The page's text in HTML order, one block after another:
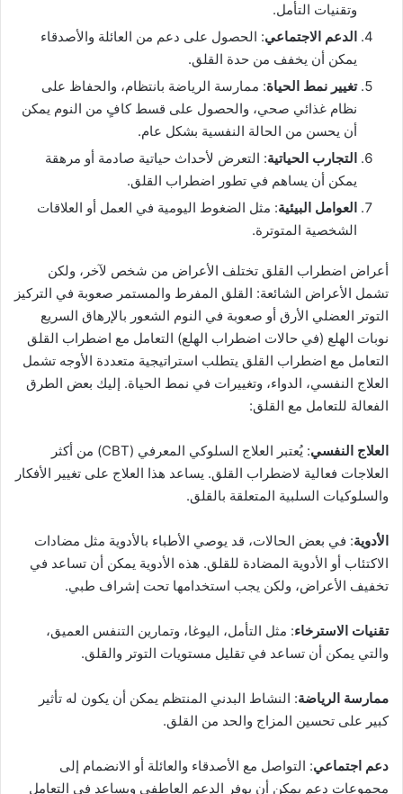
وتقنيات التأمل.
الدعم الاجتماعي: الحصول على دعم من العائلة والأصدقاء
يمكن أن يخفف من حدة القلق.
تغيير نمط الحياة: ممارسة الرياضة بانتظام، والحفاظ على
نظام غذائي صحي، والحصول على قسط كافٍ من النوم يمكن
أن يحسن من الحالة النفسية بشكل عام.
التجارب الحياتية: التعرض لأحداث حياتية صادمة أو مرهقة
يمكن أن يساهم في تطور اضطراب القلق.
العوامل البيئية: مثل الضغوط اليومية في العمل أو العلاقات
الشخصية المتوترة.
أعراض اضطراب القلق تختلف الأعراض من شخص لآخر، ولكن
تشمل الأعراض الشائعة: القلق المفرط والمستمر صعوبة في التركيز
التوتر العضلي الأرق أو صعوبة في النوم الشعور بالإرهاق السريع
نوبات الهلع (في حالات اضطراب الهلع) التعامل مع اضطراب القلق
التعامل مع اضطراب القلق يتطلب استراتيجية متعددة الأوجه تشمل
العلاج النفسي، الدواء، وتغييرات في نمط الحياة. إليك بعض الطرق
الفعالة للتعامل مع القلق:
العلاج النفسي
: يُعتبر العلاج السلوكي المعرفي (CBT) من أكثر
العلاجات فعالية لاضطراب القلق. يساعد هذا العلاج على تغيير الأفكار
والسلوكيات السلبية المتعلقة بالقلق.
الأدوية: في بعض الحالات، قد يوصي الأطباء بالأدوية مثل مضادات
الاكتئاب أو الأدوية المضادة للقلق. هذه الأدوية يمكن أن تساعد في
تخفيف الأعراض، ولكن يجب استخدامها تحت إشراف طبي.
تقنيات الاسترخاء: مثل التأمل، اليوغا، وتمارين التنفس العميق،
والتي يمكن أن تساعد في تقليل مستويات التوتر والقلق.
ممارسة الرياضة: النشاط البدني المنتظم يمكن أن يكون له تأثير
كبير على تحسين المزاج والحد من القلق.
دعم اجتماعي: التواصل مع الأصدقاء والعائلة أو الانضمام إلى
مجموعات دعم يمكن أن يوفر الدعم العاطفي ويساعد في التعامل